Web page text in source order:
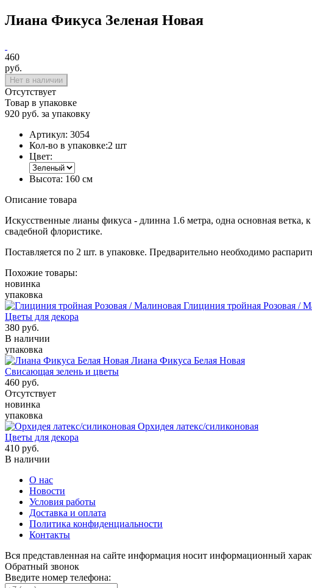
Лиана Фикуса Зеленая Новая
460
руб.
Нет в наличии
Отсутствует
Товар в упаковке
920 руб. за упаковку
Артикул: 3054
Кол-во в упаковке:2 шт
Цвет:
Высота: 160 см
Описание товара
Искусственные лианы фикуса - длинна 1.6 метра, одна основная
свадебной флористике.
Поставляется по 2 шт. в упаковке. Предварительно необходимо
Похожие товары:
новинка
упаковка
Глициния тройная Розовая /
Цветы для декора
380 руб.
В наличии
упаковка
Лиана Фикуса Белая Новая
Свисающая зелень и цветы
460 руб.
Отсутствует
новинка
упаковка
Орхидея латекс/силиконовая
Цветы для декора
410 руб.
В наличии
О нас
Новости
Условия работы
Доставка и оплата
Политика конфиденциальности
Контакты
Вся представленная на сайте информация носит информационный
Обратный звонок
Введите номер телефона: